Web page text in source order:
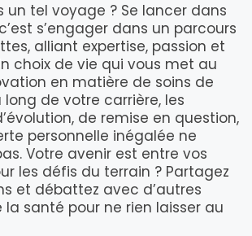
un tel voyage ? Se lancer dans
s’engager dans un parcours
alliant expertise, passion et
choix de vie qui vous met au
en matière de soins de
long de votre carrière, les
de remise en question,
personnelle inégalée ne
Votre avenir est entre vos
les défis du terrain ? Partagez
et débattez avec d’autres
la santé pour ne rien laisser au